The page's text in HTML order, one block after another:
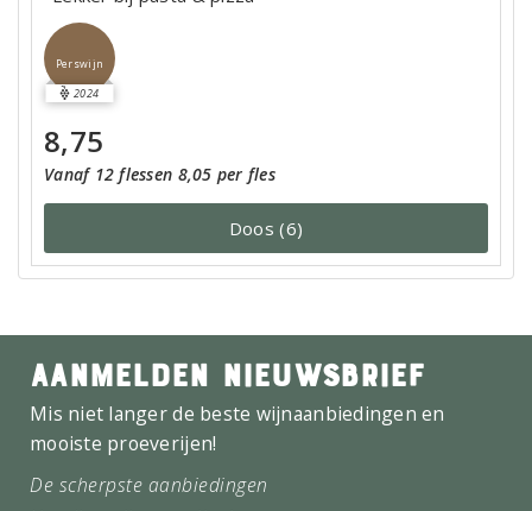
Perswijn
2024
8,75
Vanaf 12 flessen 8,05 per fles
Doos (6)
AANMELDEN NIEUWSBRIEF
Mis niet langer de beste wijnaanbiedingen en
mooiste proeverijen!
De scherpste aanbiedingen